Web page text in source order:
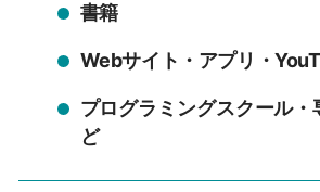
書籍
Webサイト・アプリ・
プログラミングスクール
ど